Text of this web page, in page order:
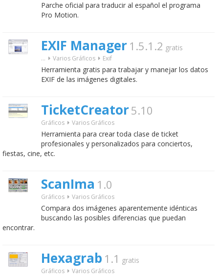
Parche oficial para traducir al español el programa
Pro Motion.
EXIF Manager 1.5.1.2 gratis
... Varios Gráficos Exif
Herramienta gratis para trabajar y manejar los datos
EXIF de las imágenes digitales.
TicketCreator5.10
Gráficos Varios Gráficos
Herramienta para crear toda clase de ticket
profesionales y personalizados para conciertos,
fiestas, cine, etc.
ScanIma 1.0
Gráficos Varios Gráficos
Compara dos imágenes aparentemente idénticas
buscando las posibles diferencias que puedan
encontrar.
Hexagrab 1.1 gratis
Gráficos Varios Gráficos